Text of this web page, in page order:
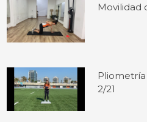
Movilidad
2/21